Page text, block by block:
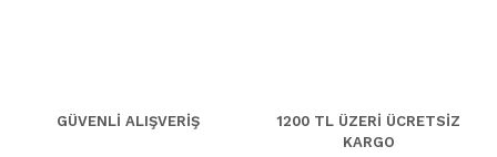
GÜVENLİ ALIŞVERİŞ
1200 TL ÜZERİ ÜCRETSİZ
KARGO